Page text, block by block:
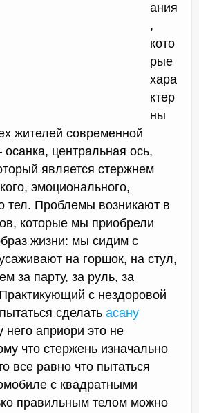
ания
,
кото
рые
хара
ктер
ны
жителей современной
центральная ось,
является стержнем
эмоционального,
тел. Проблемы возникают в
которые мы приобрели
жизни: мы сидим с
на горшок, на стул,
за парту, за руль, за
с нездоровой
сделать асану
него априори это не
что стержень изначально
все равно что пытаться
с квадратными
правильным телом можно